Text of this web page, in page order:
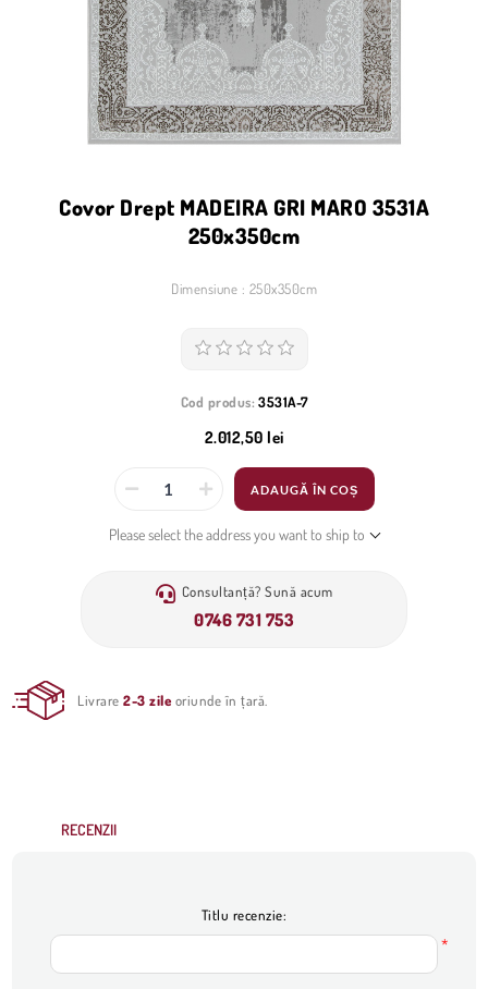
Covor Drept MADEIRA GRI MARO 3531A
250x350cm
Dimensiune : 250x350cm
Cod produs: 3531A-7
2.012,50 lei
ADAUGĂ ÎN COȘ
Please select the address you want to ship to
Consultanță? Sună acum
0746 731 753
Livrare2-3 zile oriunde în țară.
RECENZII
Titlu recenzie:
*